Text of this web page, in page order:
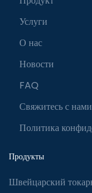
Услуги
О нас
Новости
FAQ
Свяжитесь с нами
Политика
Продукты
Швейцарский